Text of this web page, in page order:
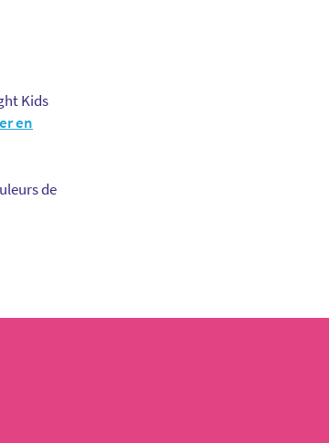
Kids
en
de